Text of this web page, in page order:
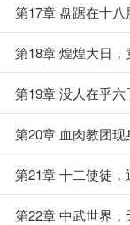
第17章 盘踞在十
第18章 煌煌大日，
第19章 没人在乎
第20章 血肉教团
第21章 十二使徒
第22章 中武世界